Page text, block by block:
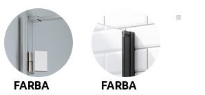
FARBA
FARBA